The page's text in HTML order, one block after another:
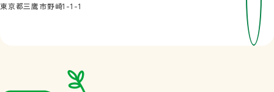
東京都三鷹市野崎1-1-1
武蔵野・三鷹 #平和まち歩き